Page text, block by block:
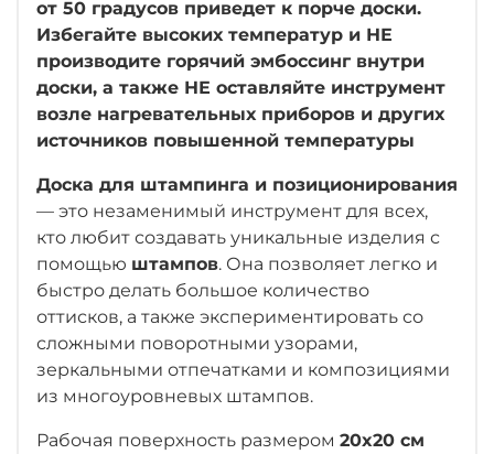
от 50 градусов приведет к порче доски.
Избегайте высоких температур и НЕ
производите горячий эмбоссинг внутри
доски, а также НЕ оставляйте инструмент
возле нагревательных приборов и других
источников повышенной температуры
Доска для штампинга и позиционирования
— это незаменимый инструмент для всех,
кто любит создавать уникальные изделия с
помощью штампов. Она позволяет легко и
быстро делать большое количество
оттисков, а также экспериментировать со
сложными поворотными узорами,
зеркальными отпечатками и композициями
из многоуровневых штампов.
Рабочая поверхность размером 20x20 см